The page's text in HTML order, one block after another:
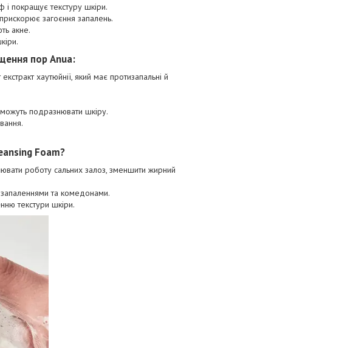
і покращує текстуру шкіри.
загоєння запалень.
акне.
пор Anua:
екстракт хаутюйнії, який має протизапальні й
можуть подразнювати шкіру.
Foam?
роботу сальних залоз, зменшити жирний
та комедонами.
текстури шкіри.